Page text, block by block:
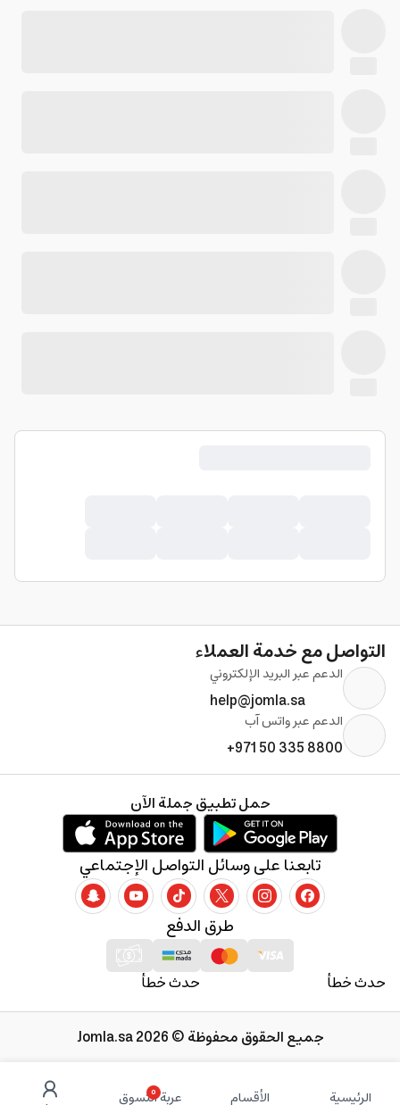
الرئيسية الأقسام 0
عربة التسوق
التواصل مع خدمة العملاء
الدعم عبر البريد الإلكتروني
help@jomla.sa
الدعم عبر واتس آب
+971 50 335 8800
حدث خطأ حدث خطأ
طرق الدفع
تابعنا على وسائل التواصل الإجتماعي
حمل تطبيق جملة الآن
جميع الحقوق محفوظة © 2026 Jomla.sa